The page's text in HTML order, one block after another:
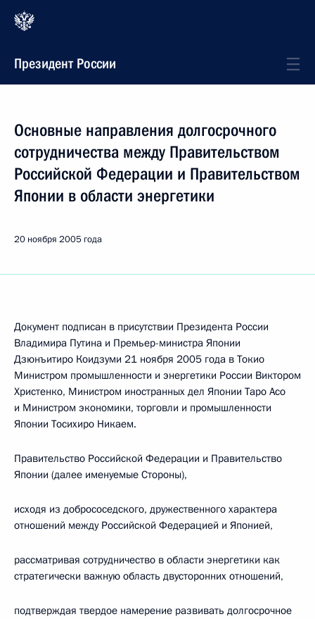
Президент России
Основные направления долгосрочного
сотрудничества между Правительством
Российской Федерации и Правительством
Японии в области энергетики
20 ноября 2005 года
Документ подписан в присутствии Президента России
Владимира Путина и Премьер-министра Японии
Дзюнъитиро Коидзуми 21 ноября 2005 года в Токио
Министром промышленности и энергетики России Виктором
Христенко, Министром иностранных дел Японии Таро Асо
и Министром экономики, торговли и промышленности
Японии Тосихиро Никаем.
Правительство Российской Федерации и Правительство
Японии (далее именуемые Стороны),
исходя из добрососедского, дружественного характера
отношений между Российской Федерацией и Японией,
рассматривая сотрудничество в области энергетики как
стратегически важную область двусторонних отношений,
подтверждая твердое намерение развивать долгосрочное